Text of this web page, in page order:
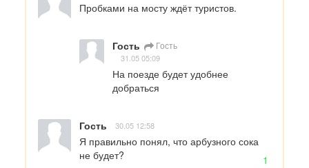
Пробками на мосту ждёт туристов.
Гость Гость
31.05 05:09
На поезде будет удобнее
добраться
Гость 30.05 12:58
Я правильно понял, что арбузного сока
не будет?
1